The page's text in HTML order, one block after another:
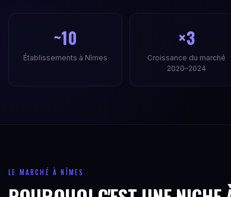
~10
Établissements à Nîmes
×3
Croissance du marché
2020–2024
LE MARCHÉ À NÎMES